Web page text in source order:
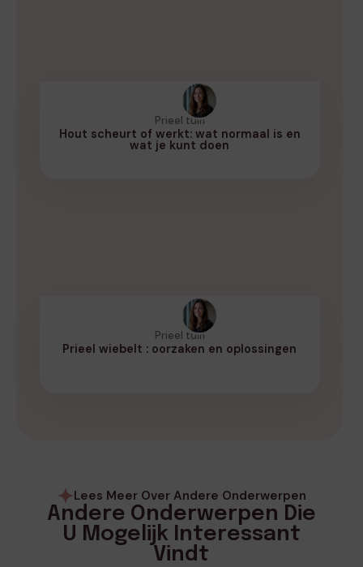
Prieel tuin
Hout scheurt of werkt: wat normaal is en
wat je kunt doen
Prieel tuin
Prieel wiebelt : oorzaken en oplossingen
Lees Meer Over Andere Onderwerpen
Andere Onderwerpen Die
U Mogelijk Interessant
Vindt